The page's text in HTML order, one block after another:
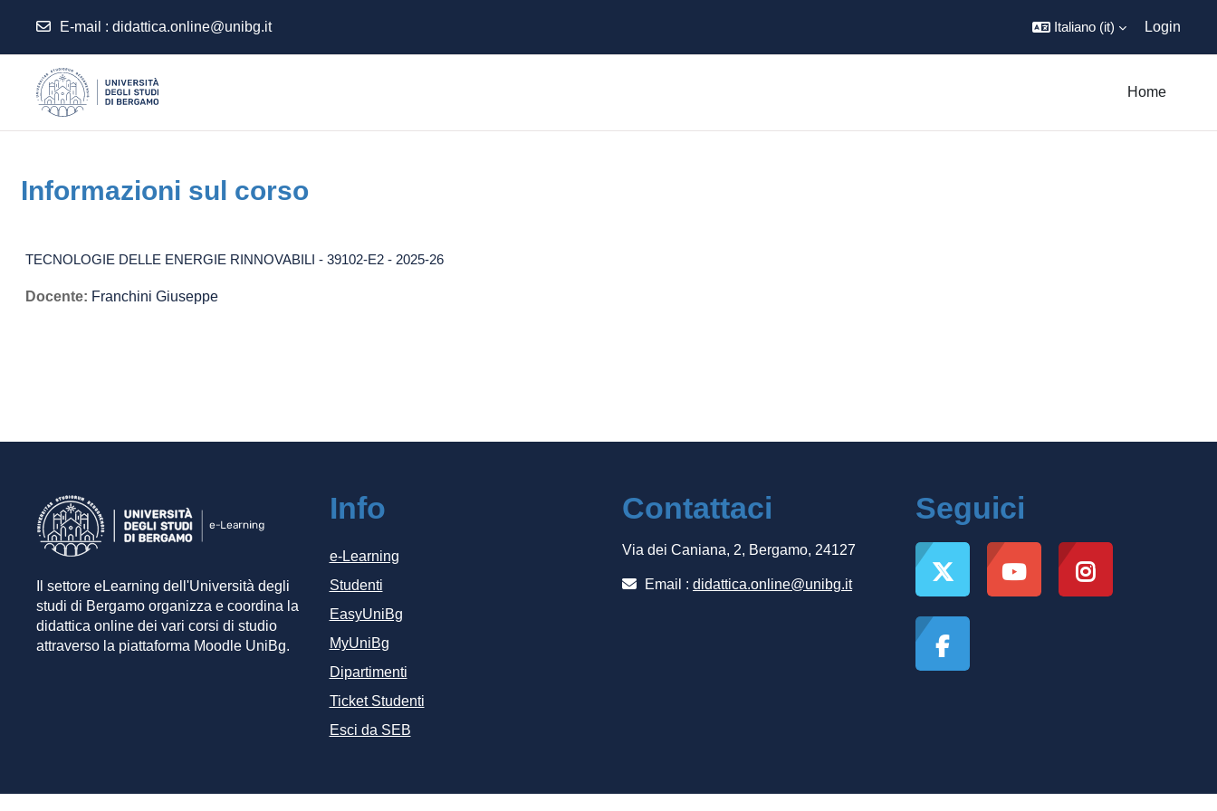
E-mail : didattica.online@unibg.it Italiano ‎(it)‎ Login
Home
Informazioni sul corso
TECNOLOGIE DELLE ENERGIE RINNOVABILI - 39102-E2 - 2025-26
Docente: Franchini Giuseppe
Il settore eLearning dell'Università degli
studi di Bergamo organizza e coordina la
didattica online dei vari corsi di studio
attraverso la piattaforma Moodle UniBg.
Info
e-Learning
Studenti
EasyUniBg
MyUniBg
Dipartimenti
Ticket Studenti
Esci da SEB
Contattaci
Via dei Caniana, 2, Bergamo, 24127
Email : didattica.online@unibg.it
Seguici